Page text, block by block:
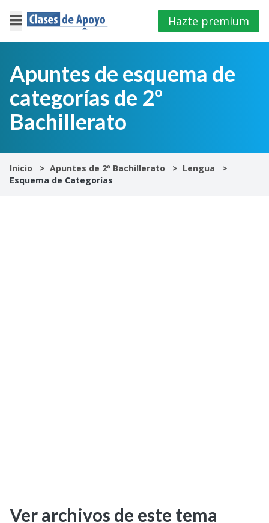
×
Iniciar
sesión
E.S.O
Hazte premium
Apuntes de esquema de
categorías de 2º
Bachillerato
Inicio Apuntes de 2º Bachillerato
Lengua
Esquema de Categorías
Ver archivos de este tema